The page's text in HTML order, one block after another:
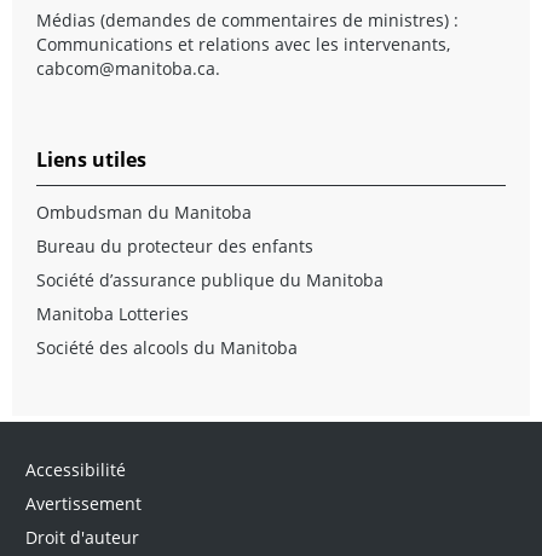
Médias (demandes de commentaires de ministres) :
Communications et relations avec les intervenants,
cabcom@manitoba.ca.
Liens utiles
Ombudsman du Manitoba
Bureau du protecteur des enfants
Société d’assurance publique du Manitoba
Manitoba Lotteries
Société des alcools du Manitoba
Accessibilité
Avertissement
Droit d'auteur